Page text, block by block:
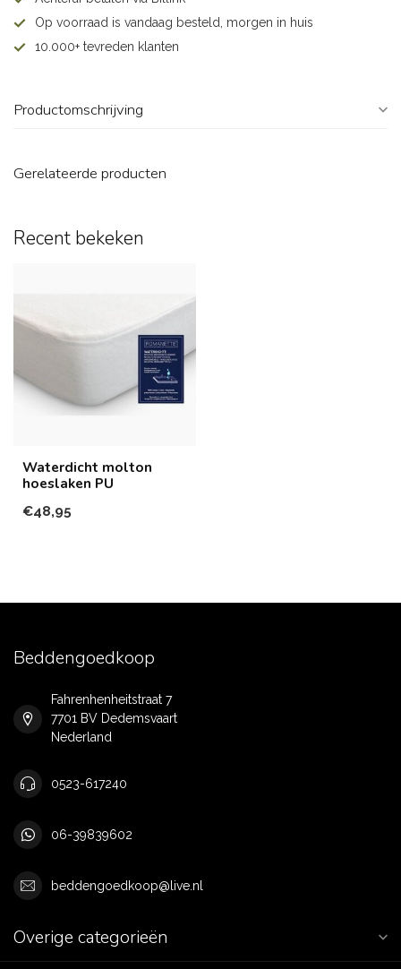
Op voorraad is vandaag besteld, morgen in huis
10.000+ tevreden klanten
Productomschrijving
Gerelateerde producten
Recent bekeken
Waterdicht molton
hoeslaken PU
€48,95
Beddengoedkoop
Fahrenhenheitstraat 7
7701 BV Dedemsvaart
Nederland
0523-617240
06-39839602
beddengoedkoop@live.nl
Overige categorieën